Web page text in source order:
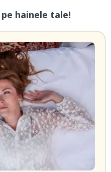
hainele tale!